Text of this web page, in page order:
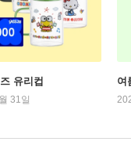
유리컵
31일
여